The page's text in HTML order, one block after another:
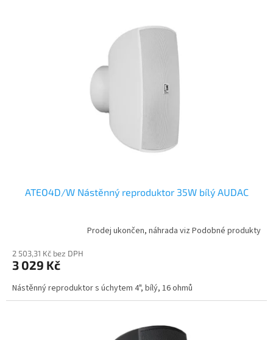
ATEO4D/W Nástěnný reproduktor 35W bílý AUDAC
Prodej ukončen, náhrada viz Podobné produkty
2 503,31 Kč bez DPH
3 029 Kč
Nástěnný reproduktor s úchytem 4", bílý, 16 ohmů